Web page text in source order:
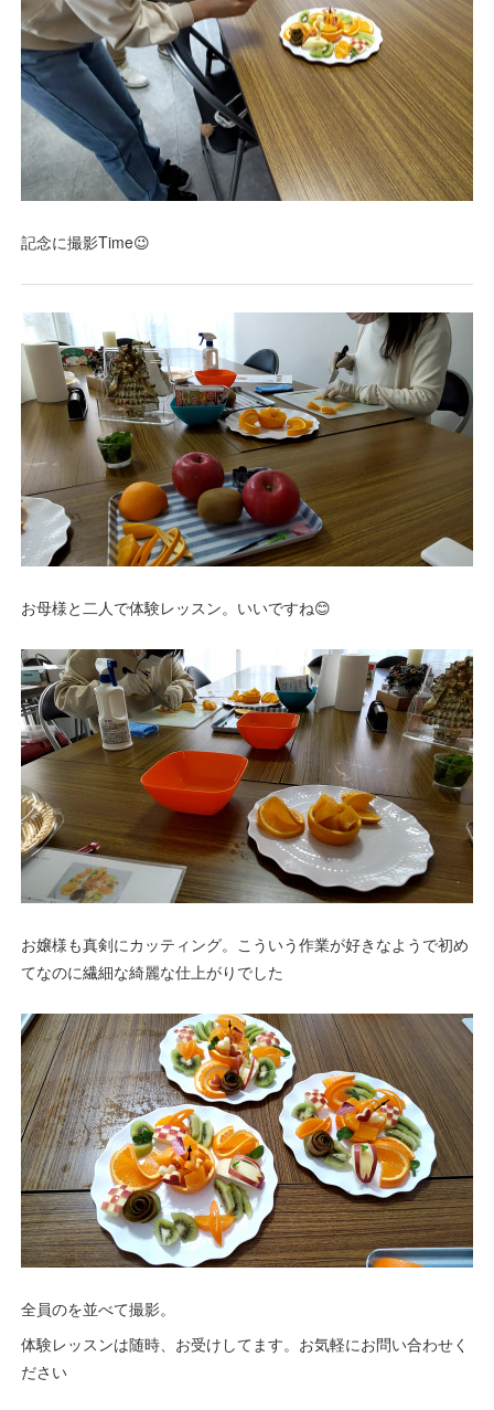
記念に撮影Time😉
お母様と二人で体験レッスン。いいですね😊
お嬢様も真剣にカッティング。こういう作業が好きなようで初め
てなのに繊細な綺麗な仕上がりでした
全員のを並べて撮影。
体験レッスンは随時、お受けしてます。お気軽にお問い合わせく
ださい